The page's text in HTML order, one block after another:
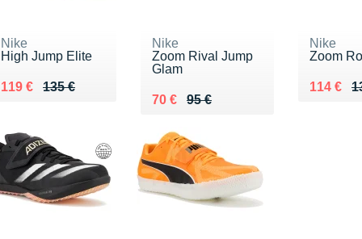
Nike
High Jump Elite
135 €
Au lieu de 135 €
119 €
Vendu 119 €
Nike
Zoom Rival Jump
Glam
95 €
Au lieu de 95 €
70 €
Vendu 70 €
Nike
Zoom
Au lieu
114 €
Vendu